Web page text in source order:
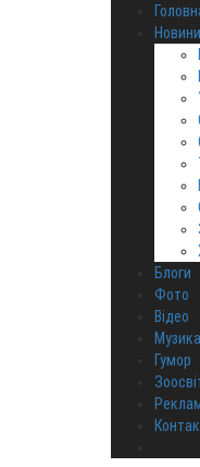
Новини
Блоги
Фото
Відео
Музика
Гумор